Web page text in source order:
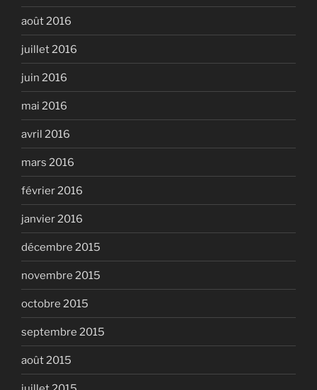
août 2016
juillet 2016
juin 2016
mai 2016
avril 2016
mars 2016
février 2016
janvier 2016
décembre 2015
novembre 2015
octobre 2015
septembre 2015
août 2015